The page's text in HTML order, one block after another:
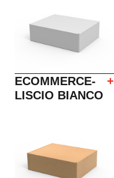
ECOMMERCE-
LISCIO BIANCO
+